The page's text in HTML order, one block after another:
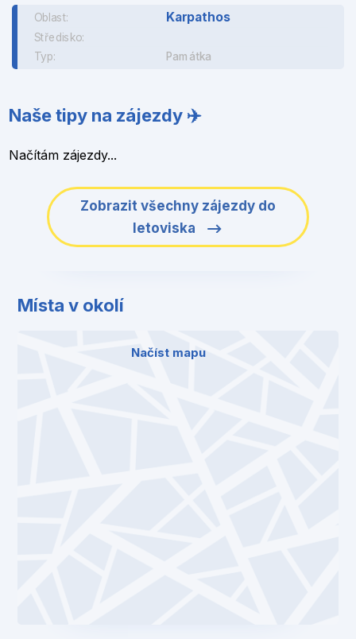
Oblast: Karpathos
Středisko:
Typ: Památka
Naše tipy na zájezdy ✈️
Načítám zájezdy...
Zobrazit všechny zájezdy do
letoviska
Místa v okolí
Načíst mapu